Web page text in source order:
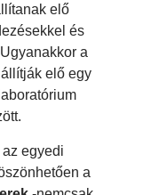
elő
és
a
elő egy
egyedi
a